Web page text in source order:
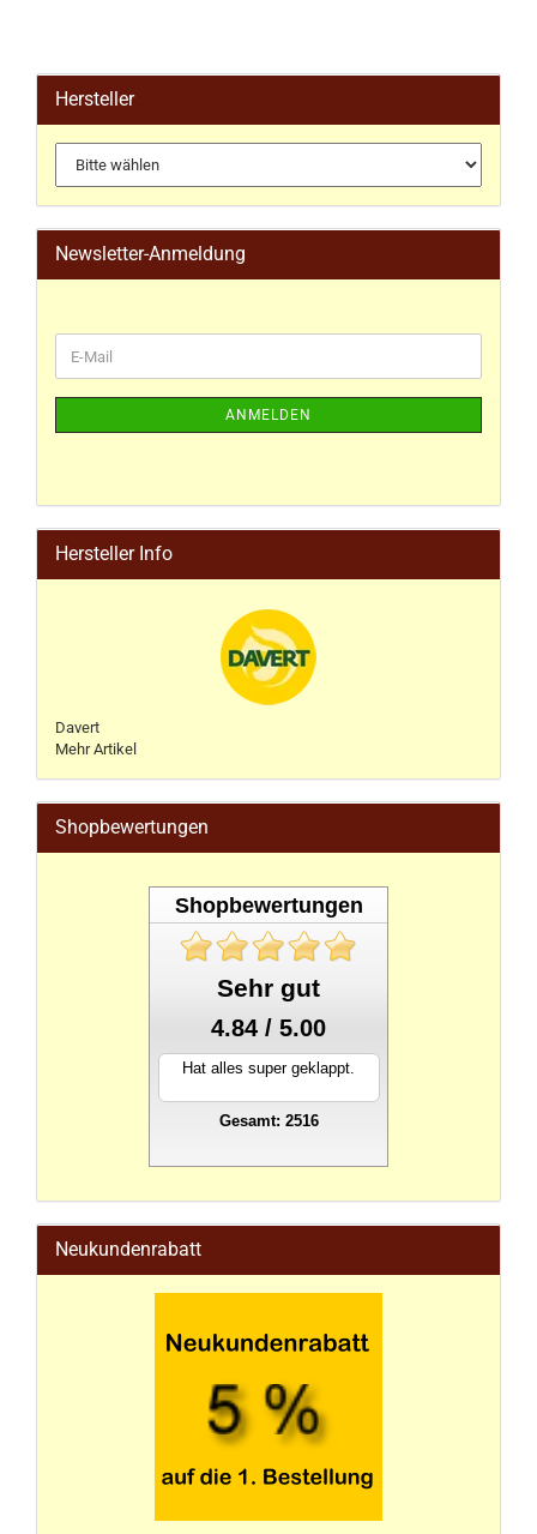
Hersteller
Newsletter-Anmeldung
ANMELDEN
Hersteller Info
Davert
Mehr Artikel
Shopbewertungen
Shopbewertungen
Sehr gut
4.84 / 5.00
Hat alles super geklappt.
Gesamt: 2516
Neukundenrabatt